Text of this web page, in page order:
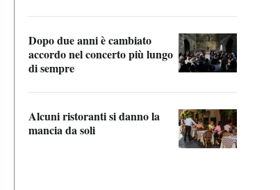
Dopo due anni è cambiato
accordo nel concerto più lungo
di sempre
Alcuni ristoranti si danno la
mancia da soli